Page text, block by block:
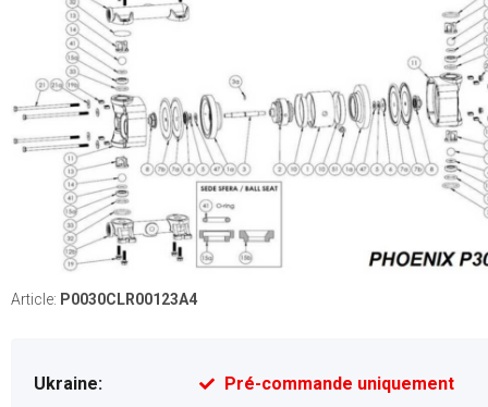
Article: P0030CLR00123A4
Ukraine:
Pré-commande uniquement